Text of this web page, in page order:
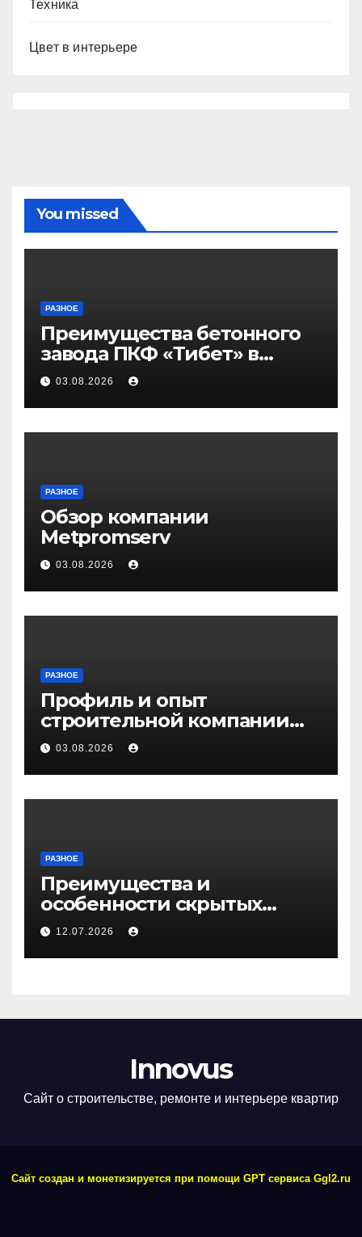
Техника
Цвет в интерьере
You missed
РАЗНОЕ
Преимущества бетонного
завода ПКФ «Тибет» в
Волгограде и Волжском
03.08.2026
РАЗНОЕ
Обзор компании
Metpromserv
03.08.2026
РАЗНОЕ
Профиль и опыт
строительной компании
Медичи
03.08.2026
РАЗНОЕ
Преимущества и
особенности скрытых
дверей
12.07.2026
Innovus
Сайт о строительстве, ремонте и интерьере квартир
Сайт создан и монетизируется при помощи GPT сервиса Ggl2.ru